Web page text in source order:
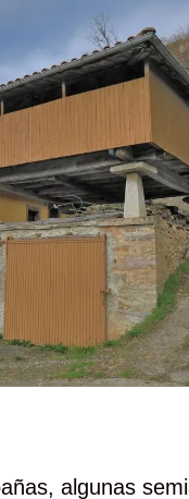
algunas